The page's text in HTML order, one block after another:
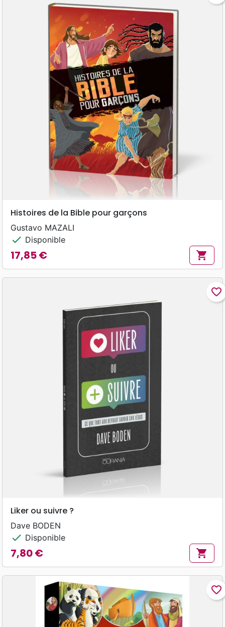
Histoires de la Bible pour garçons
Gustavo MAZALI
check Disponible
Prix
17,85 € shopping_cart
favorite_border
Liker ou suivre ?
Dave BODEN
check Disponible
Prix
7,80 € shopping_cart
favorite_border